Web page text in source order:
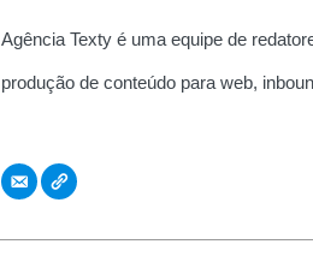
Agência Texty é uma equipe de
produção de conteúdo para web,